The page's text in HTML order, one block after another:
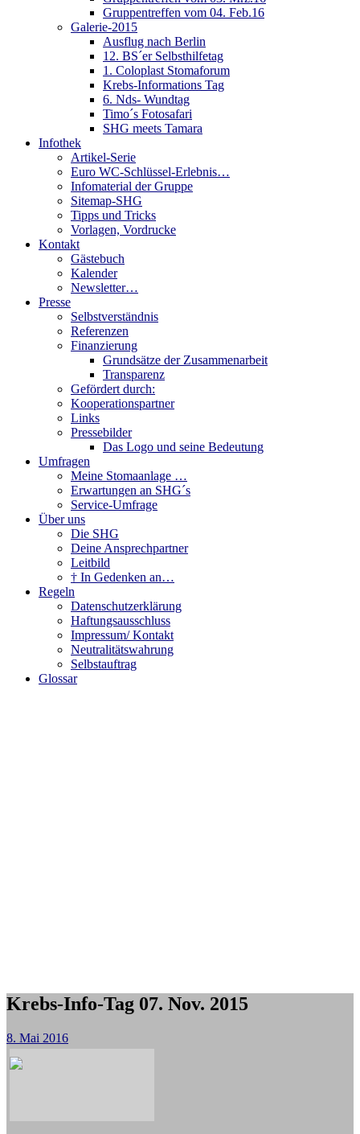
Gruppentreffen vom 04. Feb.16
Galerie-2015
Ausflug nach Berlin
12. BS´er Selbsthilfetag
1. Coloplast Stomaforum
Krebs-Informations Tag
6. Nds- Wundtag
Timo´s Fotosafari
SHG meets Tamara
Infothek
Artikel-Serie
Euro WC-Schlüssel-Erlebnis…
Infomaterial der Gruppe
Sitemap-SHG
Tipps und Tricks
Vorlagen, Vordrucke
Kontakt
Gästebuch
Kalender
Newsletter…
Presse
Selbstverständnis
Referenzen
Finanzierung
Grundsätze der Zusammenarbeit
Transparenz
Gefördert durch:
Kooperationspartner
Links
Pressebilder
Das Logo und seine Bedeutung
Umfragen
Meine Stomaanlage …
Erwartungen an SHG´s
Service-Umfrage
Über uns
Die SHG
Deine Ansprechpartner
Leitbild
† In Gedenken an…
Regeln
Datenschutzerklärung
Haftungsausschluss
Impressum/ Kontakt
Neutralitätswahrung
Selbstauftrag
Glossar
Krebs-Info-Tag 07. Nov. 2015
8. Mai 2016